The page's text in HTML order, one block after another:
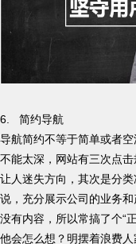
6. 简约导航
导航简约不等于简单或者
不能太深，网站有三次点
让人迷失方向，其次是分
说，充分展示公司的业务
没有内容，所以常搞了个“
他会怎么想？明摆着浪费人